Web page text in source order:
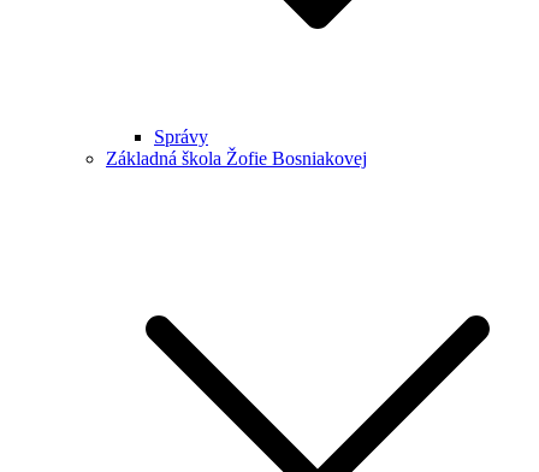
Správy
Základná škola Žofie Bosniakovej